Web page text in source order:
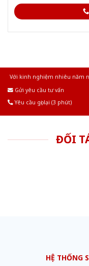
Với kinh nghiệm nhiêu năm
Gửi yêu cầu tư vấn
Yêu cầu gọi lại (3 phút)
ĐỐI
HỆ THỐNG